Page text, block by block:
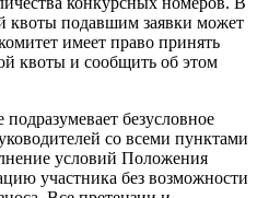
квоты подавшим заявки может
имеет право принять
квоты и сообщить об этом
безусловное
со всеми пунктами
условий Положения
участника без возможности